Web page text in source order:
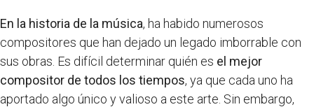
En la historia de la música, ha habido numerosos
compositores que han dejado un legado imborrable con
sus obras. Es difícil determinar quién es el mejor
compositor de todos los tiempos, ya que cada uno ha
aportado algo único y valioso a este arte. Sin embargo,